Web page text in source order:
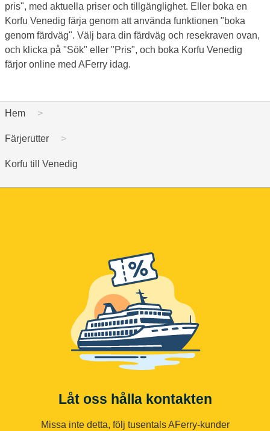
pris", med aktuella priser och tillgänglighet. Eller boka en
Korfu Venedig färja genom att använda funktionen "boka
genom färdväg". Välj bara din färdväg och resekraven ovan,
och klicka på "Sök" eller "Pris", och boka Korfu Venedig
färjor online med AFerry idag.
Hem
Färjerutter
Korfu till Venedig
Låt oss hålla kontakten
Missa inte detta, följ tusentals AFerry-kunder